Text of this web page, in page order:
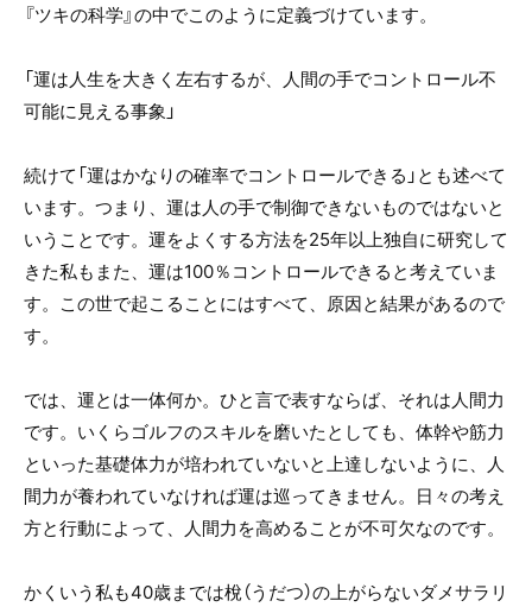
『ツキの科学』の中でこのように定義づけています。
「運は人生を大きく左右するが、人間の手でコントロール不
可能に見える事象」
続けて「運はかなりの確率でコントロールできる」とも述べて
います。つまり、運は人の手で制御できないものではないと
いうことです。運をよくする方法を25年以上独自に研究して
きた私もまた、運は100％コントロールできると考えていま
す。この世で起こることにはすべて、原因と結果があるので
す。
では、運とは一体何か。ひと言で表すならば、それは人間力
です。いくらゴルフのスキルを磨いたとしても、体幹や筋力
といった基礎体力が培われていないと上達しないように、人
間力が養われていなければ運は巡ってきません。日々の考え
方と行動によって、人間力を高めることが不可欠なのです。
かくいう私も40歳までは梲（うだつ）の上がらないダメサラリ